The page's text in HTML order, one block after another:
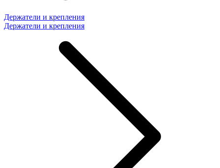
Держатели и крепления
Держатели и крепления